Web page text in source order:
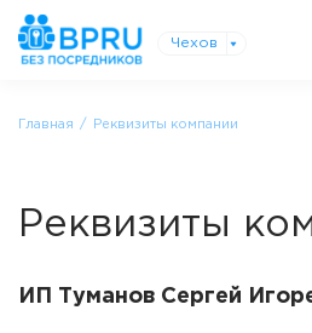
Чехов
Главная Реквизиты компании
Реквизиты
ИП Туманов Сергей